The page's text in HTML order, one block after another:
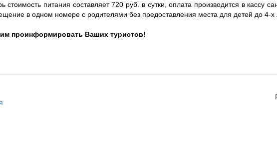
стоимость питания составляет 720 руб. в сутки, оплата производится в кассу
в одном номере с родителями без предоставления места для детей до 4-х
проинформировать Ваших туристов!